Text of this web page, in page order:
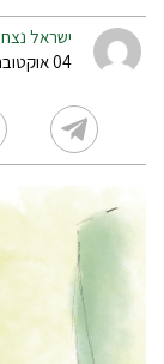
ישראל נצח
04 אוקטובר, 2020 16:25